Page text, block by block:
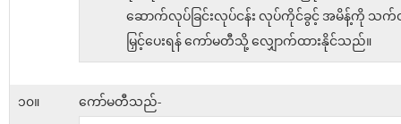
ဆောက်လုပ်ခြင်းလုပ်ငန်း လုပ်ကိုင်ခွင့် အမိန့်ကို သက်
မြှင့်ပေးရန် ကော်မတီသို့ လျှောက်ထားနိုင်သည်။
၁၀။ ကော်မတီသည်-